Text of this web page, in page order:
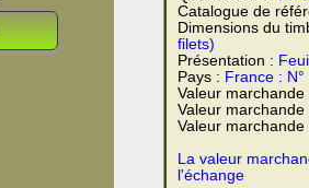
Catalogue de
Dimensions du
filets)
Présentation :
Pays : France : N°
Valeur
Valeur
Valeur
La valeur
l'échange